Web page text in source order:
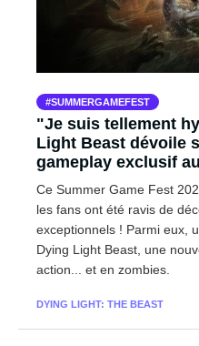
SUMMERGAMEFEST
"Je suis tellement
Light Beast dévoile
gameplay exclusif
Ce Summer Game Fest
les fans ont été ravis de
exceptionnels ! Parmi eux,
Dying Light Beast, une
action... et en zombies.
DYING LIGHT: THE BEAST